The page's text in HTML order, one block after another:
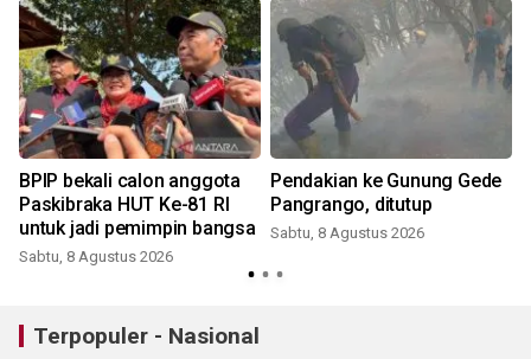
BPIP bekali calon anggota
Paskibraka HUT Ke-81 RI
untuk jadi pemimpin bangsa
Sabtu, 8 Agustus 2026
Pendakian ke Gunung Gede
Pangrango, ditutup
Sabtu, 8 Agustus 2026
Terpopuler - Nasional